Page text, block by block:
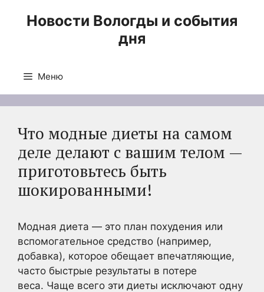
Новости Вологды и события
дня
Меню
Что модные диеты на самом
деле делают с вашим телом —
приготовьтесь быть
шокированными!
Модная диета — это план похудения или
вспомогательное средство (например,
добавка), которое обещает впечатляющие,
часто быстрые результаты в потере
веса. Чаще всего эти диеты исключают одну